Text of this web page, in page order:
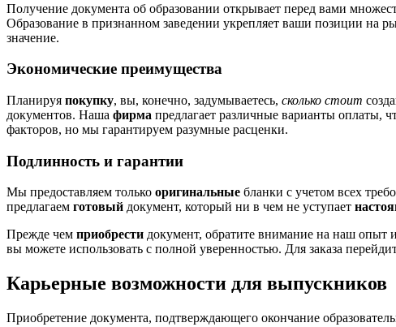
Получение документа об образовании открывает перед вами
Образование в признанном заведении укрепляет ваши позиции на
значение.
Экономические преимущества
Планируя покупку, вы, конечно, задумываетесь, сколько стоит
документов. Наша фирма предлагает различные варианты оплаты,
факторов, но мы гарантируем разумные расценки.
Подлинность и гарантии
Мы предоставляем только оригинальные бланки с учетом всех
предлагаем готовый документ, который ни в чем не уступает
Прежде чем приобрести документ, обратите внимание на наш опыт
вы можете использовать с полной уверенностью. Для заказа
Карьерные возможности для выпускников
Приобретение документа, подтверждающего окончание